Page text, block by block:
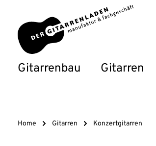
Zur Hauptnavigation springen
Gitarrenbau Gitarren
Home Gitarren Konzertgitarren